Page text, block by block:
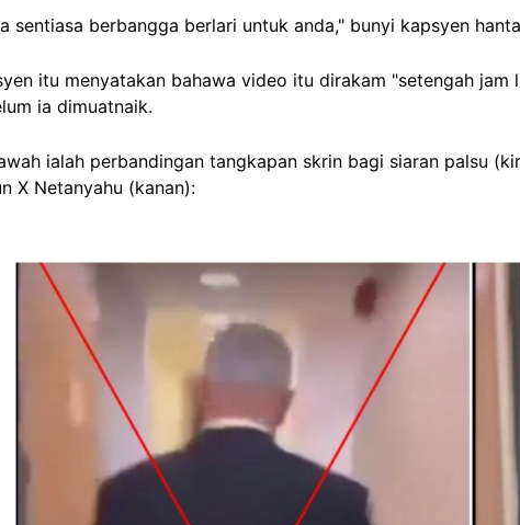
sentiasa berbangga berlari untuk anda," bunyi kapsyen
itu menyatakan bahawa video itu dirakam "setengah
ia dimuatnaik.
ialah perbandingan tangkapan skrin bagi siaran palsu
X Netanyahu (kanan):